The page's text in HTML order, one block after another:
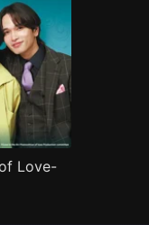
Love-